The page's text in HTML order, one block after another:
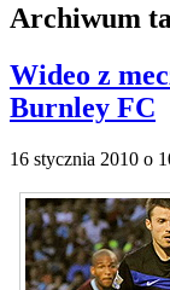
Archiwum
Wideo z
Burnley FC
16 stycznia 2010 o